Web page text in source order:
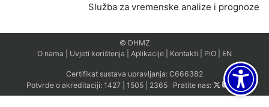
Služba za vremenske analize i prognoze
© DHMZ
O nama
Uvjeti korištenja Aplikacije Kontakti PiO EN
Certifikat sustava upravljanja: C666382
Potvrde o akreditaciji: 1427| 1505| 2365Pratite nas: